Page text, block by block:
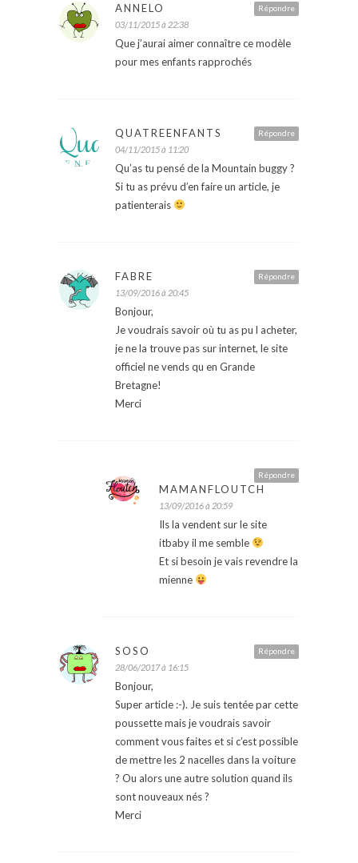
Répondre
ANNELO
03/11/2015 à 22:38
Que j’aurai aimer connaître ce modèle
pour mes enfants rapprochés
Répondre
QUATREENFANTS
04/11/2015 à 11:20
Qu’as tu pensé de la Mountain buggy ?
Si tu as prévu d’en faire un article, je
patienterais
Répondre
FABRE
13/09/2016 à 20:45
Bonjour,
Je voudrais savoir où tu as pu l acheter,
je ne la trouve pas sur internet, le site
officiel ne vends qu en Grande
Bretagne!
Merci
Répondre
MAMANFLOUTCH
13/09/2016 à 20:59
Ils la vendent sur le site
itbaby il me semble
Et si besoin je vais revendre la
mienne
Répondre
SOSO
28/06/2017 à 16:15
Bonjour,
Super article :-). Je suis tentée par cette
poussette mais je voudrais savoir
comment vous faites et si c’est possible
de mettre les 2 nacelles dans la voiture
? Ou alors une autre solution quand ils
sont nouveaux nés ?
Merci